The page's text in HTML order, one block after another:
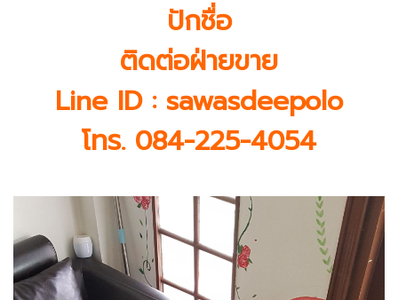
ปักชื่อ
ติดต่อฝ่ายขาย
Line ID : sawasdeepolo
โทร. 084-225-4054